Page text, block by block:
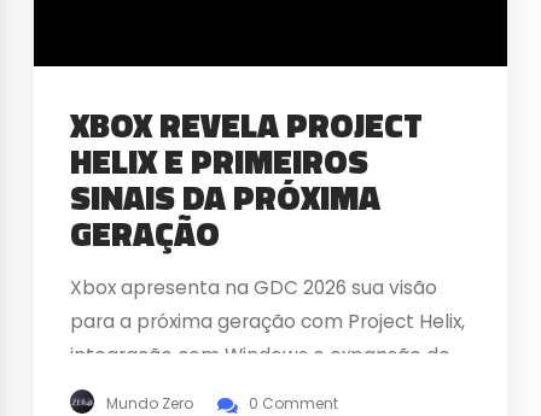
XBOX REVELA PROJECT
HELIX E PRIMEIROS
SINAIS DA PRÓXIMA
GERAÇÃO
Xbox apresenta na GDC 2026 sua visão
para a próxima geração com Project Helix,
integração com Windows e expansão do
ecossistema Xbox Play Anywhere.
Mundo Zero
0 Comment